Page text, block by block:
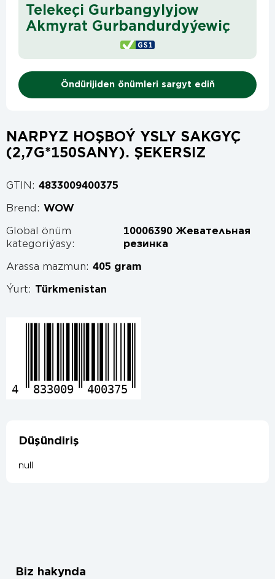
Telekeçi Gurbangylyjow
Akmyrat Gurbandurdyýewiç
Öndürijiden önümleri sargyt ediň
NARPYZ HOŞBOÝ YSLY SAKGYÇ
(2,7G*150SANY). ŞEKERSIZ
GTIN: 4833009400375
Brend: WOW
Global önüm
kategoriýasy:
10006390 Жевательная
резинка
Arassa mazmun: 405 gram
Ýurt: Türkmenistan
4 833009 400375
Düşündiriş
null
Biz hakynda